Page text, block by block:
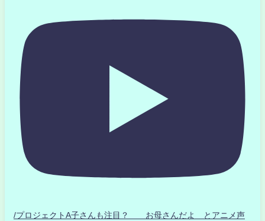
/プロジェクトA子さんも注目？ お母さんだよ とアニメ声